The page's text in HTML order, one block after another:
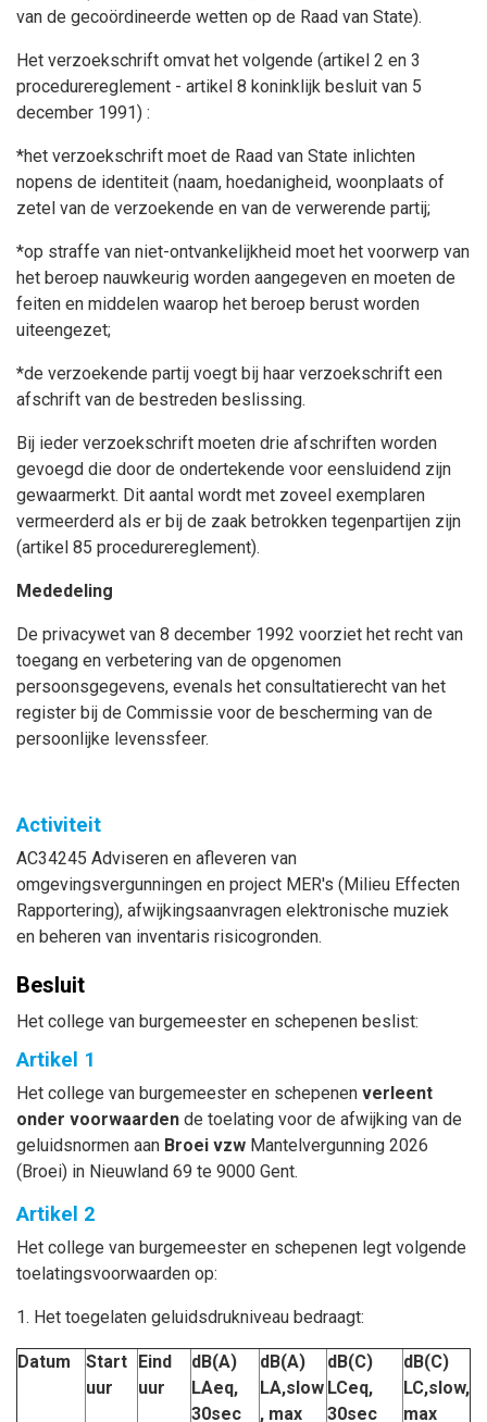
van de gecoördineerde wetten op de Raad van State).
Het verzoekschrift omvat het volgende (artikel 2 en 3
procedurereglement - artikel 8 koninklijk besluit van 5
december 1991) :
*het verzoekschrift moet de Raad van State inlichten
nopens de identiteit (naam, hoedanigheid, woonplaats of
zetel van de verzoekende en van de verwerende partij;
*op straffe van niet-ontvankelijkheid moet het voorwerp van
het beroep nauwkeurig worden aangegeven en moeten de
feiten en middelen waarop het beroep berust worden
uiteengezet;
*de verzoekende partij voegt bij haar verzoekschrift een
afschrift van de bestreden beslissing.
Bij ieder verzoekschrift moeten drie afschriften worden
gevoegd die door de ondertekende voor eensluidend zijn
gewaarmerkt. Dit aantal wordt met zoveel exemplaren
vermeerderd als er bij de zaak betrokken tegenpartijen zijn
(artikel 85 procedurereglement).
Mededeling
De privacywet van 8 december 1992 voorziet het recht van
toegang en verbetering van de opgenomen
persoonsgegevens, evenals het consultatierecht van het
register bij de Commissie voor de bescherming van de
persoonlijke levenssfeer.
Activiteit
AC34245 Adviseren en afleveren van
omgevingsvergunningen en project MER's (Milieu Effecten
Rapportering), afwijkingsaanvragen elektronische muziek
en beheren van inventaris risicogronden.
Besluit
Het college van burgemeester en schepenen beslist:
Artikel 1
Het college van burgemeester en schepenen verleent
onder voorwaarden de toelating voor de afwijking van de
geluidsnormen aan Broei vzw Mantelvergunning 2026
(Broei) in Nieuwland 69 te 9000 Gent.
Artikel 2
Het college van burgemeester en schepenen legt volgende
toelatingsvoorwaarden op:
1. Het toegelaten geluidsdrukniveau bedraagt:
Datum
Start
uur
Eind
uur
dB(A)
LAeq,
30sec
dB(A)
LA,slow
, max
dB(C)
LCeq,
30sec
dB(C)
LC,slow,
max